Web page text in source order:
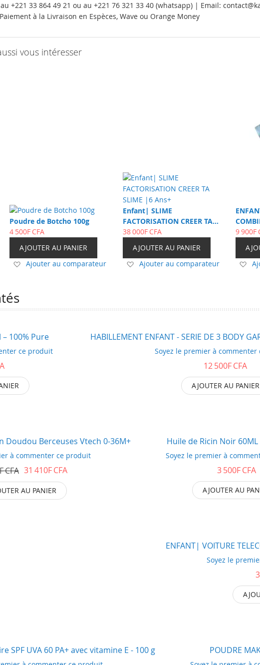
+221 33 864 49 21 ou au +221 76 321 33 40 (whatsapp) | Email:
à la Livraison en Espèces, Wave ou Orange Money
vous intéresser
Poudre de Botcho 100g
4 500F CFA
AJOUTER AU PANIER
Ajouter
d’envie
Ajouter au comparateur
Enfant| SLIME
FACTORISATION CREER TA
SLIME |6 Ans+
38 000F CFA
AJOUTER AU PANIER
Ajouter
d’envie
Ajouter au comparateur
BAMBI
9 900F
100% Pure
ce produit
HABILLEMENT ENFANT - SERIE DE 3 BODY
Soyez le premier à
12 500F CFA
AJOUTER AU PANIER
-10%
Doudou Berceuses Vtech 0-36M+
à commenter ce produit
31 410F CFA
CFA
AU PANIER
Huile de Ricin Noir 60ML
Soyez le premier à
3 500F CFA
AJOUTER AU
ENFANT| VOITURE
Soyez le
-54%
SPF UVA 60 PA+ avec vitamine E - 100 g POUDRE